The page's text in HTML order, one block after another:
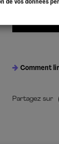
Comment
exercer ces